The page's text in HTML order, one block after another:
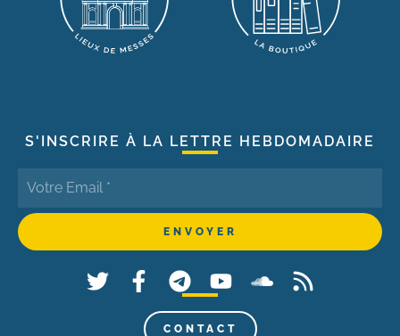
S'INSCRIRE À LA LETTRE HEBDOMADAIRE
CONTACT